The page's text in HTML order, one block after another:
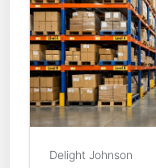
Delight Johnson